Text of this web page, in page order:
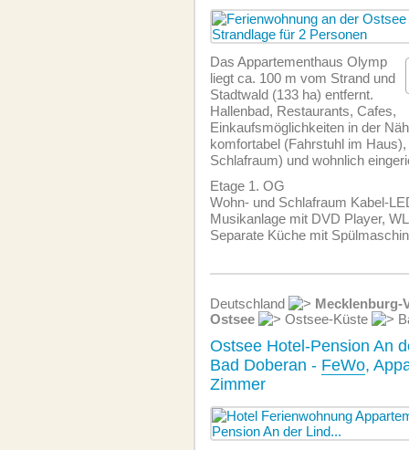
Das Appartementhaus Olymp
liegt ca. 100 m vom Strand und
Stadtwald (133 ha) entfernt.
Hallenbad, Restaurants, Cafes,
Einkaufsmöglichkeiten in der
komfortabel (Fahrstuhl im
Schlafraum) und wohnlich
Etage 1. OG
Wohn- und Schlafraum Kabel-
Musikanlage mit DVD Player,
Separate Küche mit
Deutschland
Mecklenburg-
Ostsee
Ostsee-Küste
Ostsee Hotel-Pension An
Bad Doberan - FeWo,
Zimmer